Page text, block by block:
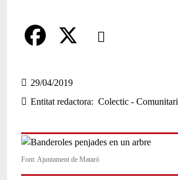
Comparteix
a
c
b
29/04/2019
Entitat redactora
Colectic - Comunitari
Font: Ajuntament de Mataró